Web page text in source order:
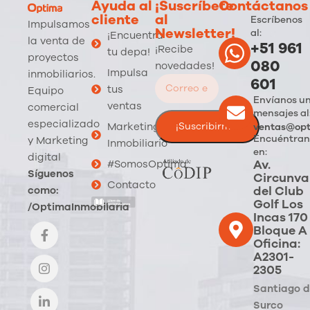
Impulsamos
la venta de
proyectos
inmobiliarios.
Equipo
comercial
especializado
y Marketing
digital
Síguenos
como:
/OptimaInmobilaria
Ayuda al
cliente
¡Encuentra
tu depa!
Impulsa
tus
ventas
Marketing
Inmobiliario
#SomosOptima
Contacto
¡Suscríbete
al
Newsletter!
¡Recibe
novedades!
Contáctanos
Escríbenos
al:
+51 961
080
601
Envíanos
mensajes
en:
Av.
del Club
Golf Los
Incas 170
Bloque A
Oficina:
A2301-
2305
Santiago
Surco